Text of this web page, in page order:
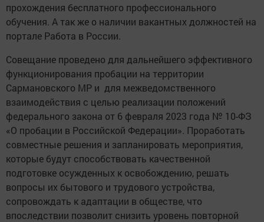
прохождения бесплатного профессионального
обучения. А так же о наличии вакантных должностей на
портале Работа в России.
Совещание проведено для дальнейшего эффективного
функционирования пробации на территории
Сармановского МР и для межведомственного
взаимодействия с целью реализации положений
федерального закона от 6 февраля 2023 года № 10-ФЗ
«О пробации в Российской Федерации». Проработать
совместные решения и запланировать мероприятия,
которые будут способствовать качественной
подготовке осужденных к освобождению, решать
вопросы их бытового и трудового устройства,
сопровождать к адаптации в обществе, что
впоследствии позволит снизить уровень повторной